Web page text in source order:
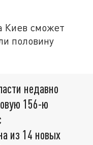
Киев сможет
половину
недавно
156-ю
из 14 новых